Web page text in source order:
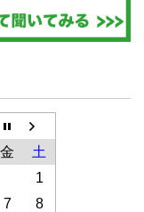
金
土
1
7
8